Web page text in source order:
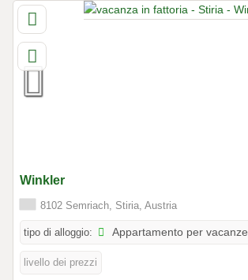
Winkler
8102 Semriach, Stiria, Austria
tipo di alloggio: Appartamento per vacanze
livello dei prezzi